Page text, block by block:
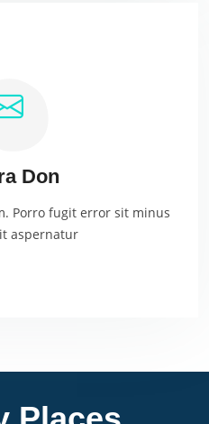
Don
Porro fugit error sit minus
aspernatur